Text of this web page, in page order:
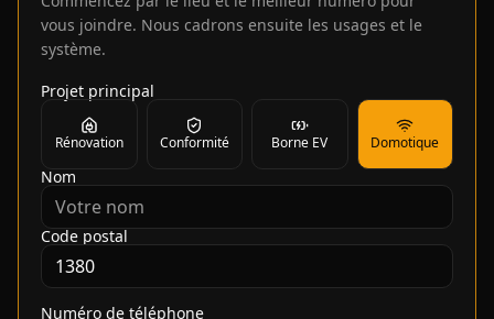
vous joindre. Nous cadrons ensuite les usages et le
système.
Projet principal
Rénovation Conformité Borne EV Domotique
Nom
Code postal
Numéro de téléphone